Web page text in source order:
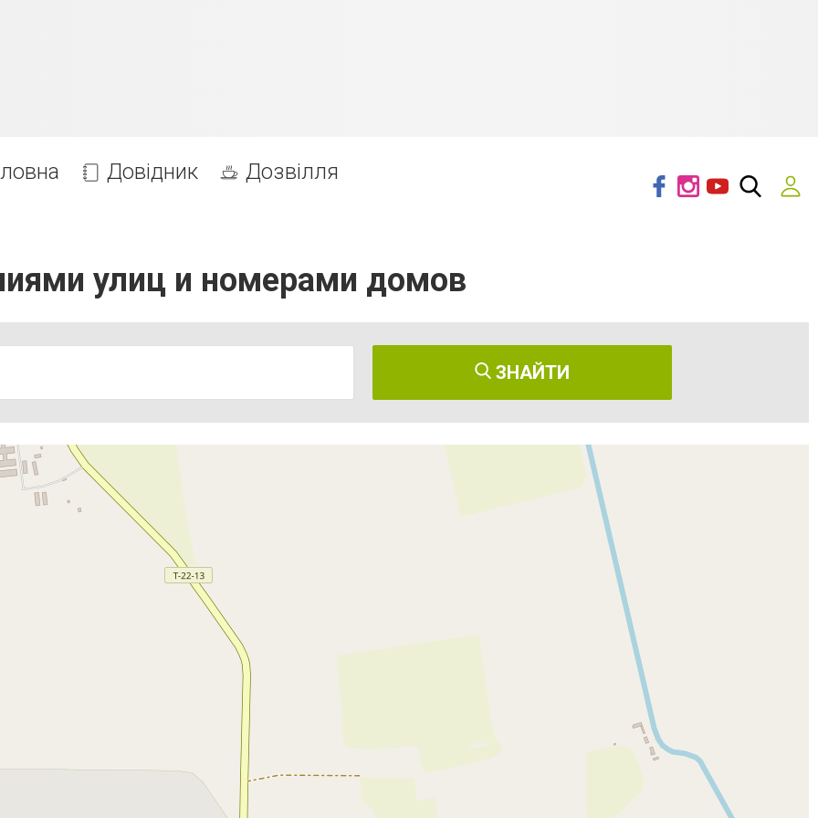
Довідник Дозвілля
улиц и номерами домов
ЗНАЙТИ